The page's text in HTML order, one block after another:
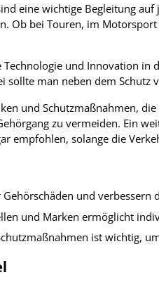
eine wichtige Begleitung
Ob bei Touren, im
Technologie und Innovation
sollte man neben dem
und Schutzmaßnahmen,
zu vermeiden. Ein
empfohlen, solange die
und verbessern
und Marken ermöglicht
ist wichtig,